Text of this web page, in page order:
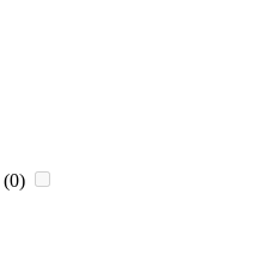
(0)